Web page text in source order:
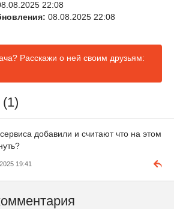
22:08
08.08.2025 22:08
Расскажи о ней своим друзьям:
добавили и считают что на этом
19:41